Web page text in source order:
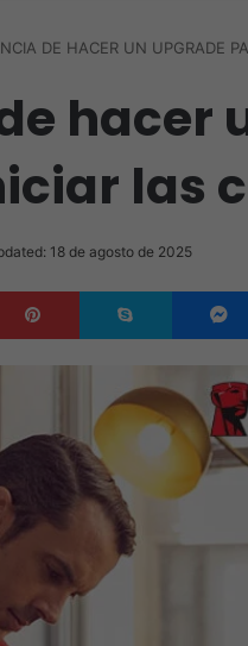
DE HACER UN UPGRADE
hacer
las
18 de agosto de 2025
Pinterest Skype